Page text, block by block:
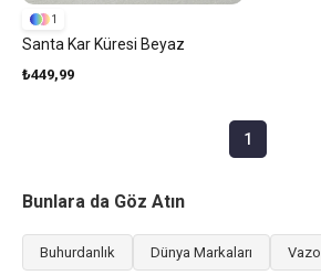
Santa Kar Küresi Beyaz
₺449,99
1
1
Bunlara da Göz Atın
Buhurdanlık Dünya Markaları Vazo